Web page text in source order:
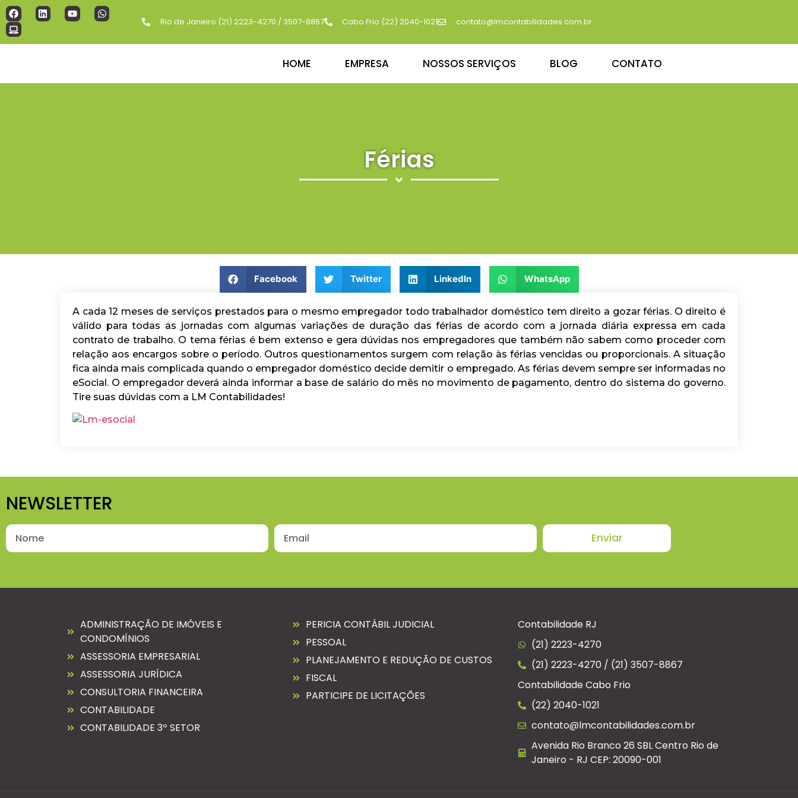
Rio de Janeiro (21) 2223-4270 / 3507-8867 Cabo Frio (22) 2040-1021 contato@lmcontabilidades.com.br
HOME EMPRESA NOSSOS SERVIÇOS BLOG CONTATO
Férias
Facebook Twitter LinkedIn WhatsApp
A cada 12 meses de serviços prestados para o mesmo empregador todo trabalhador doméstico tem direito a gozar férias. O direito é
válido para todas as jornadas com algumas variações de duração das férias de acordo com a jornada diária expressa em cada
contrato de trabalho. O tema férias é bem extenso e gera dúvidas nos empregadores que também não sabem como proceder com
relação aos encargos sobre o período. Outros questionamentos surgem com relação às férias vencidas ou proporcionais. A situação
fica ainda mais complicada quando o empregador doméstico decide demitir o empregado. As férias devem sempre ser informadas no
eSocial. O empregador deverá ainda informar a base de salário do mês no movimento de pagamento, dentro do sistema do governo.
Tire suas dúvidas com a LM Contabilidades!
NEWSLETTER
Enviar
ADMINISTRAÇÃO DE IMÓVEIS E
CONDOMÍNIOS
ASSESSORIA EMPRESARIAL
ASSESSORIA JURÍDICA
CONSULTORIA FINANCEIRA
CONTABILIDADE
CONTABILIDADE 3º SETOR
PERICIA CONTÁBIL JUDICIAL
PESSOAL
PLANEJAMENTO E REDUÇÃO DE CUSTOS
FISCAL
PARTICIPE DE LICITAÇÕES
Contabilidade RJ
(21) 2223-4270
(21) 2223-4270 / (21) 3507-8867
Contabilidade Cabo Frio
(22) 2040-1021
contato@lmcontabilidades.com.br
Avenida Rio Branco 26 SBL Centro Rio de
Janeiro - RJ CEP: 20090-001